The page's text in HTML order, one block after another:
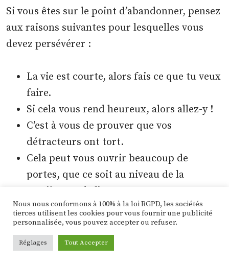
Si vous êtes sur le point d’abandonner, pensez
aux raisons suivantes pour lesquelles vous
devez persévérer :
La vie est courte, alors fais ce que tu veux
faire.
Si cela vous rend heureux, alors allez-y !
C’est à vous de prouver que vos
détracteurs ont tort.
Cela peut vous ouvrir beaucoup de
portes, que ce soit au niveau de la
carrière ou de l’argent.
En suivant vos rêves, vous vous sentirez
complet.
Nous nous conformons à 100% à la loi RGPD, les sociétés
tierces utilisent les cookies pour vous fournir une publicité
personnalisée, vous pouvez accepter ou refuser.
Réglages Tout Accepter